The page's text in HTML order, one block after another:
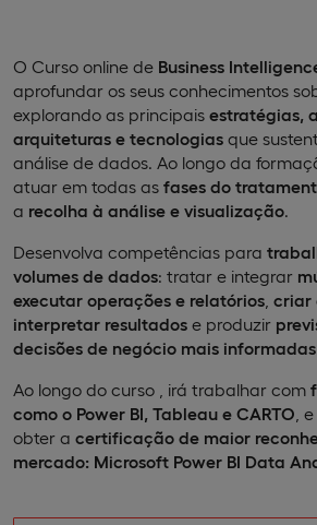
O Curso online de Business
aprofundar os seus conhecimentos
explorando as principais estratégias,
arquiteturas e tecnologias que
análise de dados. Ao longo da
atuar em todas as fases do
a recolha à análise e visualização.
Desenvolva competências para
volumes de dados: tratar e integrar
executar operações e relatórios criar
interpretar resultados e produzir
decisões de negócio mais
Ao longo do curso , irá trabalhar com
como o Power BI, Tableau e CARTO ,
obter a certificação de maior
mercado: Microsoft Power BI Data